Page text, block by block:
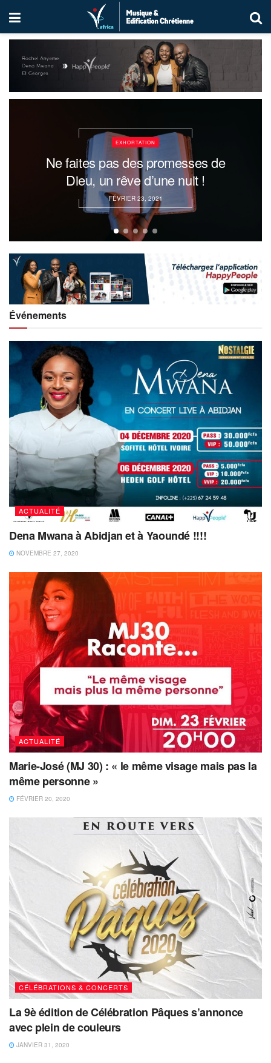
EXHORTATION
« Si vous entendez Sa voix
Aujourd’hui… »
FÉVRIER 12, 2021
Événements
ACTUALITÉ
Dena Mwana à Abidjan et à Yaoundé !!!!
NOVEMBRE 27, 2020
ACTUALITÉ
Marie-José (MJ 30) : « le même visage mais pas la
même personne »
FÉVRIER 20, 2020
CÉLÉBRATIONS & CONCERTS
La 9è édition de Célébration Pâques s’annonce
avec plein de couleurs
JANVIER 31, 2020